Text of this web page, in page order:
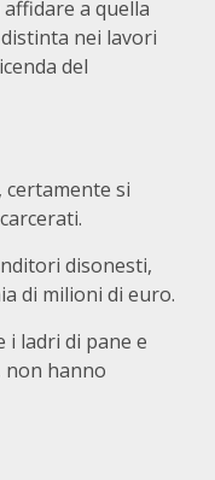
a quella
nei lavori
del
certamente si
disonesti,
di milioni di euro.
i ladri di pane e
non hanno